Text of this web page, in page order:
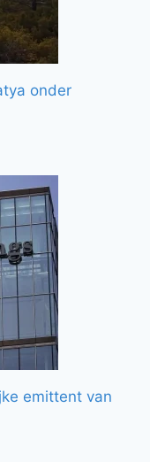
onder
emittent van